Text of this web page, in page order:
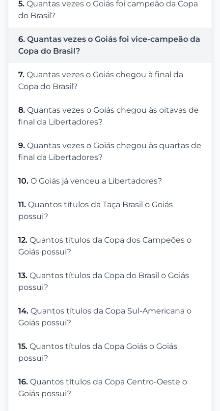
5. Quantas vezes o Goiás foi campeão da Copa
do Brasil?
6. Quantas vezes o Goiás foi vice-campeão da
Copa do Brasil?
7. Quantas vezes o Goiás chegou à final da
Copa do Brasil?
8. Quantas vezes o Goiás chegou às oitavas de
final da Libertadores?
9. Quantas vezes o Goiás chegou às quartas de
final da Libertadores?
10. O Goiás já venceu a Libertadores?
11. Quantos títulos da Taça Brasil o Goiás
possui?
12. Quantos títulos da Copa dos Campeões o
Goiás possui?
13. Quantos títulos da Copa do Brasil o Goiás
possui?
14. Quantos títulos da Copa Sul-Americana o
Goiás possui?
15. Quantos títulos da Copa Goiás o Goiás
possui?
16. Quantos títulos da Copa Centro-Oeste o
Goiás possui?